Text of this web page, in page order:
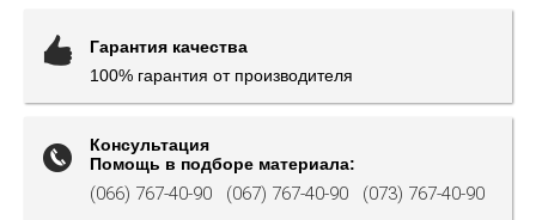
Гарантия качества
100% гарантия от производителя
Консультация
Помощь в подборе материала:
(066) 767-40-90 (067) 767-40-90 (073) 767-40-90